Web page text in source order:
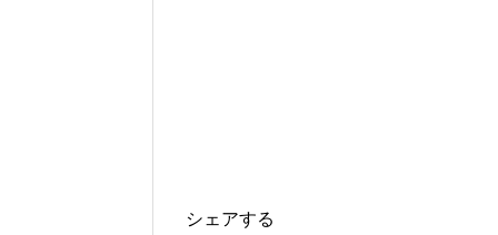
シェアする